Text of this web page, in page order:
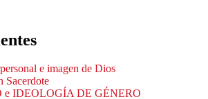
e imagen de Dios
Sacerdote
IDEOLOGÍA DE GÉNERO